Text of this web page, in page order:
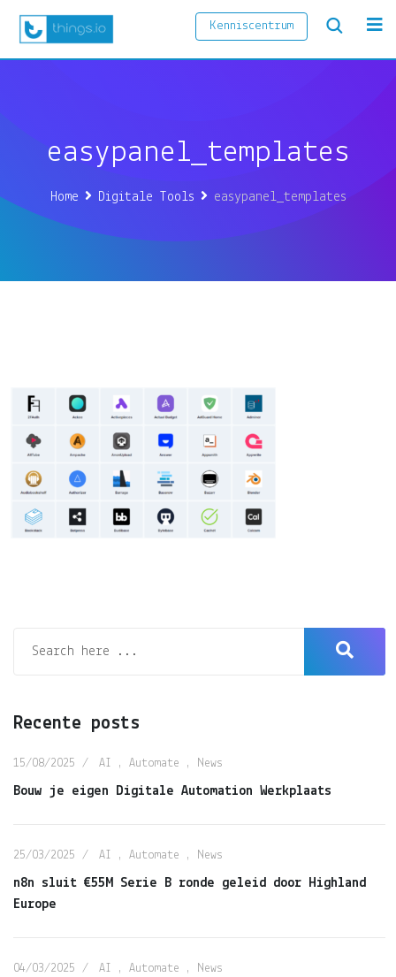
Skip
Kenniscentrum
easypanel_templates
Home Digitale Tools easypanel_templates
Recente posts
15/08/2025 AI , Automate , News
Bouw je eigen Digitale Automation Werkplaats
25/03/2025 AI , Automate , News
n8n sluit €55M Serie B ronde geleid door Highland
Europe
04/03/2025 AI , Automate , News